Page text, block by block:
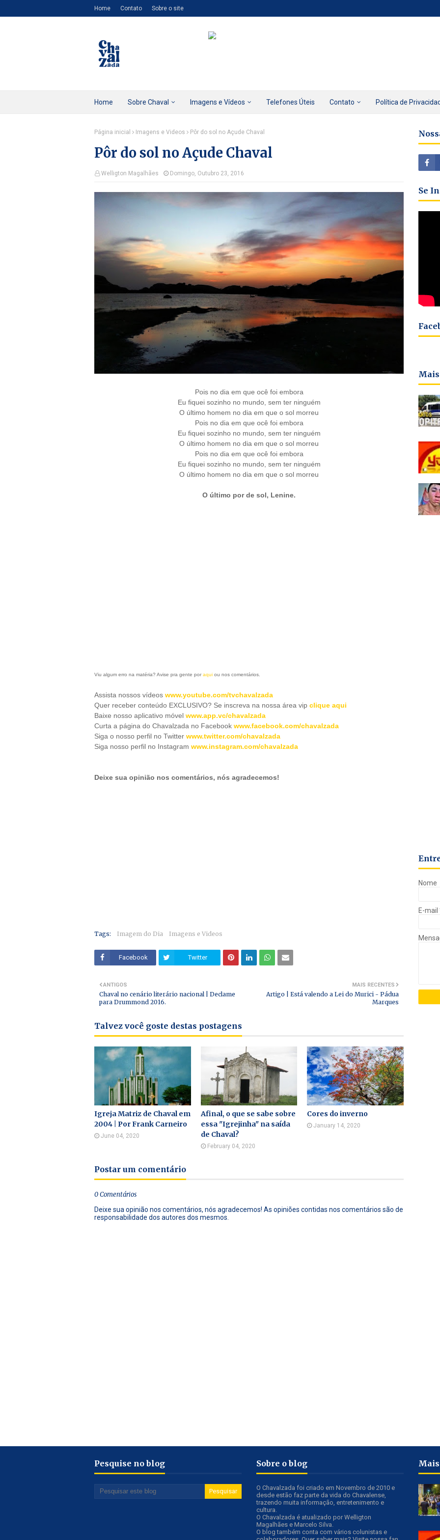
Home Contato Sobre o site
Home Sobre Chaval Imagens e Vídeos Telefones Úteis Contato Política de
Página inicial Imagens e Videos Pôr do sol no Açude Chaval
Pôr do sol no Açude Chaval
Welligton Magalhães Domingo, Outubro 23, 2016
Pois no dia em que ocê foi embora
Eu fiquei sozinho no mundo, sem ter ninguém
O último homem no dia em que o sol morreu
Pois no dia em que ocê foi embora
Eu fiquei sozinho no mundo, sem ter ninguém
O último homem no dia em que o sol morreu
Pois no dia em que ocê foi embora
Eu fiquei sozinho no mundo, sem ter ninguém
O último homem no dia em que o sol morreu
O último por de sol, Lenine.
Viu algum erro na matéria? Avise pra gente por aqui ou nos comentários.
Assista nossos vídeos www.youtube.com/tvchavalzada
Quer receber conteúdo EXCLUSIVO? Se inscreva na nossa área vip clique aqui
Baixe nosso aplicativo móvel www.app.vc/chavalzada
Curta a página do Chavalzada no Facebook www.facebook.com/chavalzada
Siga o nosso perfil no Twitter www.twitter.com/chavalzada
Siga nosso perfil no Instagram www.instagram.com/chavalzada
Deixe sua opinião nos comentários, nós agradecemos!
Tags: Imagem do Dia Imagens e Videos
Facebook Twitter
MAIS RECENTES
Artigo | Está valendo a Lei do Murici - Pádua
Marques
ANTIGOS
Chaval no cenário literário nacional | Declame
para Drummond 2016.
Talvez você goste destas postagens
Igreja Matriz de Chaval em
2004 | Por Frank Carneiro
June 04, 2020
Afinal, o que se sabe sobre
essa "Igrejinha" na saída
de Chaval?
February 04, 2020
Cores do inverno
January 14, 2020
Postar um comentário
0 Comentários
Deixe sua opinião nos comentários, nós agradecemos! As opiniões contidas nos comentários são de
responsabilidade dos autores dos mesmos.
Se
Nome
E-mail
Pesquise no blog Sobre o blog
O Chavalzada foi criado em Novembro de 2010 e
desde estão faz parte da vida do Chavalense,
trazendo muita informação, entretenimento e
cultura.
O Chavalzada é atualizado por Welligton
Magalhães e Marcelo Silva.
O blog também conta com vários colunistas e